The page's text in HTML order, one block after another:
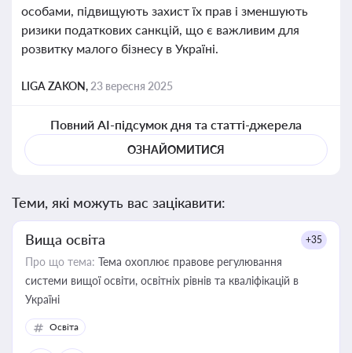
особами, підвищують захист їх прав і зменшують
ризики податкових санкцій, що є важливим для
розвитку малого бізнесу в Україні.
LIGA ZAKON, 23 вересня 2025
Повний AI-підсумок дня та статті-джерела
ОЗНАЙОМИТИСЯ
Теми, які можуть вас зацікавити:
Вища освіта +35
Про що тема: Тема охоплює правове регулювання
системи вищої освіти, освітніх рівнів та кваліфікацій в
Україні
Освіта